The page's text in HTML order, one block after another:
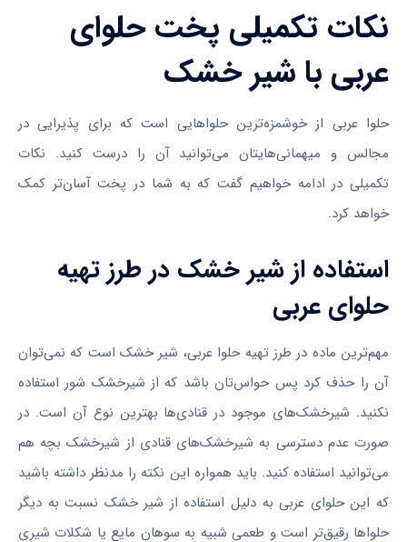
نکات تکمیلی پخت حلوای
عربی با شیر خشک
حلوا عربی از خوشمزه‌ترین حلواهایی است که برای پذیرایی در
مجالس و میهمانی‌هایتان می‌توانید آن را درست کنید. نکات
تکمیلی در ادامه خواهیم گفت که به شما در پخت آسان‌تر کمک
خواهد کرد.
استفاده از شیر خشک در طرز تهیه
حلوای عربی
مهم‌ترین ماده در طرز تهیه حلوا عربی، شیر خشک است که نمی‌توان
آن را حذف کرد پس حواس‌تان باشد که از شیرخشک شور استفاده
نکنید. شیرخشک‌های موجود در قنادی‌ها بهترین نوع آن است. در
صورت عدم دسترسی به شیرخشک‌های قنادی از شیرخشک بچه هم
می‌توانید استفاده کنید. باید همواره این نکته را مدنظر داشته باشید
که این حلوای عربی به دلیل استفاده از شیر خشک نسبت به دیگر
حلواها رقیق‌تر است و طعمی شبیه به سوهان مایع یا شکلات شیری